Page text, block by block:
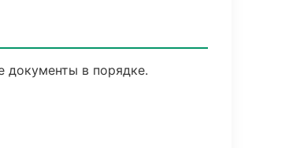
документы в порядке.